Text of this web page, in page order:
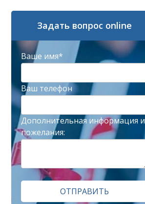
Задать вопрос online
Ваше имя*
Ваш телефон
Дополнительная информация и
пожелания:
ОТПРАВИТЬ